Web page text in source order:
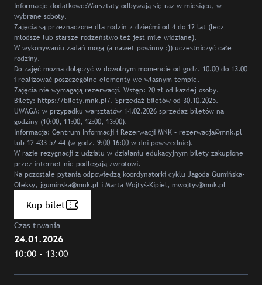
Informacje dodatkowe:Warsztaty odbywają się raz w miesiącu, w
wybrane soboty.
Zajęcia są przeznaczone dla rodzin z dziećmi od 4 do 12 lat (lecz
młodsze lub starsze rodzeństwo też jest mile widziane).
W wykonywaniu zadań mogą (a nawet powinny :)) uczestniczyć całe
rodziny.
Do zajęć można dołączyć w dowolnym momencie od godz. 10.00 do 13.00
i realizować poszczególne elementy we własnym tempie.
Zajęcia nie wymagają rezerwacji. Wstęp: 20 zł od każdej osoby.
Bilety: https://bilety.mnk.pl/. Sprzedaż biletów od 30.10.2025.
UWAGA: w przypadku warsztatów 14.02.2026 sprzedaż biletów na
godziny (10:00, 11:00, 12:00, 13:00).
Informacja: Centrum Informacji i Rezerwacji MNK – rezerwacja@mnk.pl
lub 12 433 57 44 (w godz. 9:00–16:00 w dni powszednie).
W razie rezygnacji z udziału w działaniu edukacyjnym bilety zakupione
przez internet nie podlegają zwrotowi.
Na pozostałe pytania odpowiedzą koordynatorki cyklu Jagoda Gumińska-
Oleksy, jguminska@mnk.pl i Marta Wojtyś-Kipiel, mwojtys@mnk.pl
Kup bilet
Czas trwania
24.01.2026
10:00 - 13:00